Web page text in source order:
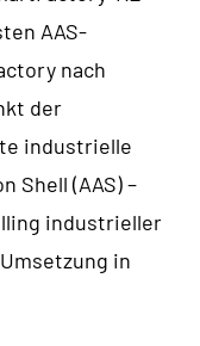
AAS-
nach
der
industrielle
Shell (AAS) –
industrieller
in